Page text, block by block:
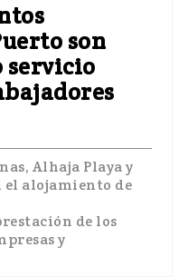
son
servicio
Alhaja Playa y
alojamiento de
de los
y